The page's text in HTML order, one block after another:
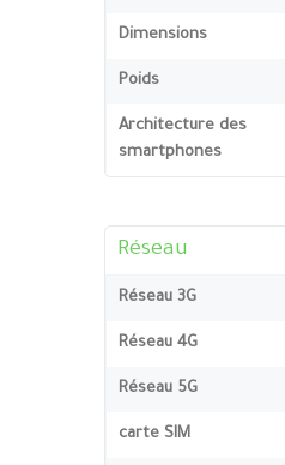
Dimensions
Poids
Architecture des
smartphones
Réseau
Réseau 3G
Réseau 4G
Réseau 5G
carte SIM